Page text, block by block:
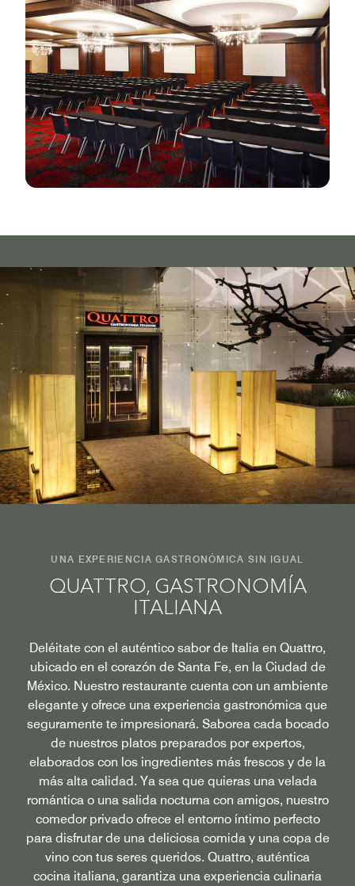
UNA EXPERIENCIA GASTRONÓMICA SIN IGUAL
QUATTRO, GASTRONOMÍA
ITALIANA
Deléitate con el auténtico sabor de Italia en Quattro,
ubicado en el corazón de Santa Fe, en la Ciudad de
México. Nuestro restaurante cuenta con un ambiente
elegante y ofrece una experiencia gastronómica que
seguramente te impresionará. Saborea cada bocado
de nuestros platos preparados por expertos,
elaborados con los ingredientes más frescos y de la
más alta calidad. Ya sea que quieras una velada
romántica o una salida nocturna con amigos, nuestro
comedor privado ofrece el entorno íntimo perfecto
para disfrutar de una deliciosa comida y una copa de
vino con tus seres queridos. Quattro, auténtica
cocina italiana, garantiza una experiencia culinaria